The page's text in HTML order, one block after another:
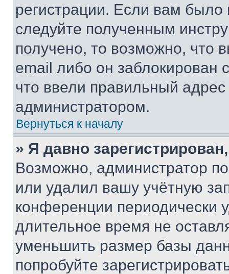
регистрации. Если вам
следуйте полученным
получено, то возможно, что
email либо он
что ввели правильный адрес
администратором.
Вернуться к началу
» Я давно
Возможно, администратор
или удалил вашу учётную
конференции периодически
длительное время не
уменьшить размер базы
попробуйте